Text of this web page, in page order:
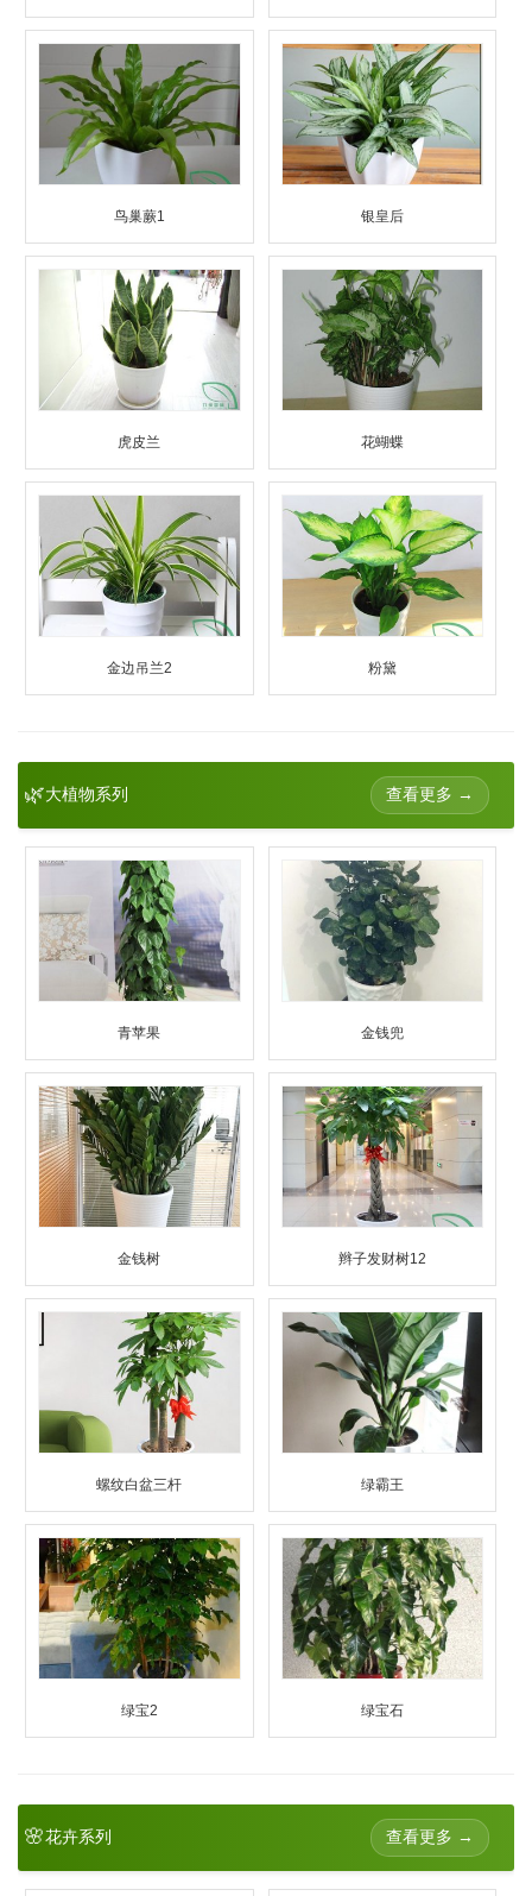
鸟巢蕨1 银皇后
虎皮兰 花蝴蝶
金边吊兰2 粉黛
🌿大植物系列 查看更多 →
青苹果 金钱兜
金钱树 辫子发财树12
螺纹白盆三杆 绿霸王
绿宝2 绿宝石
🌸花卉系列 查看更多 →